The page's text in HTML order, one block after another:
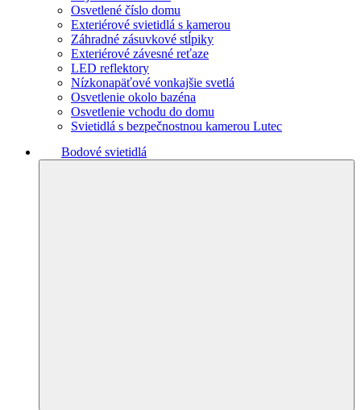
Osvetlené číslo domu
Exteriérové svietidlá s kamerou
Záhradné zásuvkové stĺpiky
Exteriérové závesné reťaze
LED reflektory
Nízkonapäťové vonkajšie svetlá
Osvetlenie okolo bazéna
Osvetlenie vchodu do domu
Svietidlá s bezpečnostnou kamerou Lutec
Bodové svietidlá